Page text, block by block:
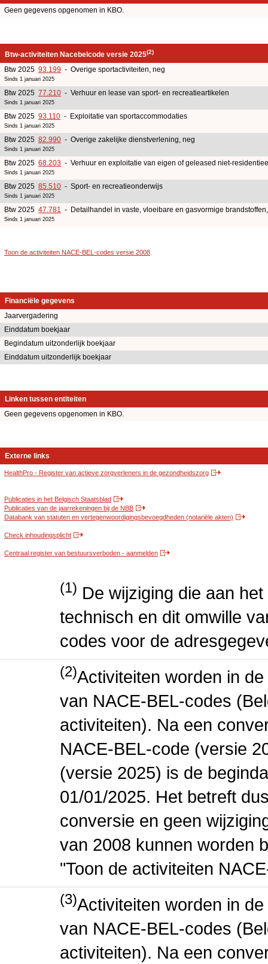
Geen gegevens opgenomen in KBO.
Btw-activiteiten Nacebelcode versie 2025(2)
Btw 2025 93.199 - Overige sportactiviteiten, neg
Sinds 1 januari 2025
Btw 2025 77.210 - Verhuur en lease van sport- en recreatieartikelen
Sinds 1 januari 2025
Btw 2025 93.110 - Exploitatie van sportaccommodaties
Sinds 1 januari 2025
Btw 2025 82.990 - Overige zakelijke dienstverlening, neg
Sinds 1 januari 2025
Btw 2025 68.203 - Verhuur en exploitatie van eigen of geleased niet-
Sinds 1 januari 2025
Btw 2025 85.510 - Sport- en recreatieonderwijs
Sinds 1 januari 2025
Btw 2025 47.781 - Detailhandel in vaste, vloeibare en gasvormige
Sinds 1 januari 2025
Toon de activiteiten NACE-BEL-codes versie 2008
Financiële gegevens
Jaarvergadering
Einddatum boekjaar
Begindatum uitzonderlijk boekjaar
Einddatum uitzonderlijk boekjaar
Linken tussen entiteiten
Geen gegevens opgenomen in KBO.
Externe links
HealthPro - Register van actieve zorgverleners in de gezondheidszorg
Publicaties in het Belgisch Staatsblad
Publicaties van de jaarrekeningen bij de NBB
Databank van statuten en vertegenwoordigingsbevoegdheden (notariële akten)
Check inhoudingsplicht
Centraal register van bestuursverboden - aanmelden
(1) De wijziging die aan
technisch en dit omwille
codes voor de
(2)Activiteiten worden in
van NACE-BEL-codes
activiteiten). Na een
NACE-BEL-code (versie
(versie 2025) is de
01/01/2025. Het betreft
conversie en geen
van 2008 kunnen worden
"Toon de activiteiten
(3)Activiteiten worden in
van NACE-BEL-codes
activiteiten). Na een